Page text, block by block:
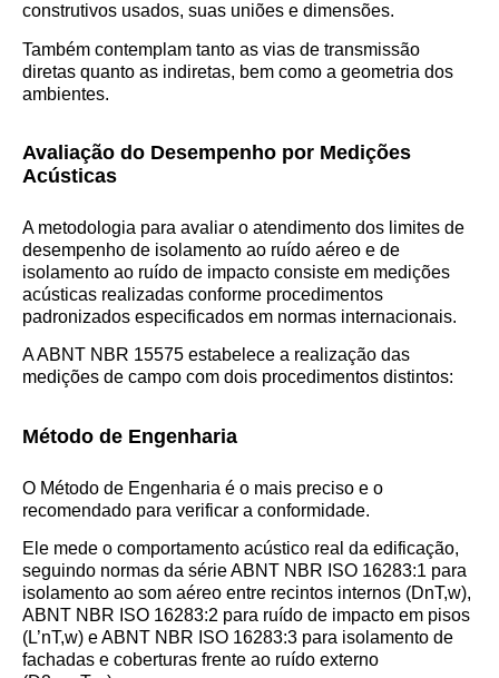
construtivos usados, suas uniões e dimensões.
Também contemplam tanto as vias de transmissão
diretas quanto as indiretas, bem como a geometria dos
ambientes.
Avaliação do Desempenho por Medições
Acústicas
A metodologia para avaliar o atendimento dos limites de
desempenho de isolamento ao ruído aéreo e de
isolamento ao ruído de impacto consiste em medições
acústicas realizadas conforme procedimentos
padronizados especificados em normas internacionais.
A ABNT NBR 15575 estabelece a realização das
medições de campo com dois procedimentos distintos:
Método de Engenharia
O Método de Engenharia é o mais preciso e o
recomendado para verificar a conformidade.
Ele mede o comportamento acústico real da edificação,
seguindo normas da série ABNT NBR ISO 16283:1 para
isolamento ao som aéreo entre recintos internos (DnT,w),
ABNT NBR ISO 16283:2 para ruído de impacto em pisos
(L’nT,w) e ABNT NBR ISO 16283:3 para isolamento de
fachadas e coberturas frente ao ruído externo